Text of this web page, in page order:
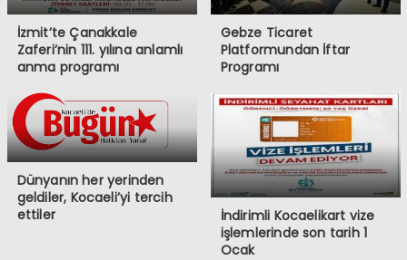
İzmit’te Çanakkale
Zaferi’nin 111. yılına anlamlı
anma programı
Gebze Ticaret
Platformundan İftar
Programı
Dünyanın her yerinden
geldiler, Kocaeli’yi tercih
ettiler
İndirimli Kocaelikart vize
işlemlerinde son tarih 1
Ocak